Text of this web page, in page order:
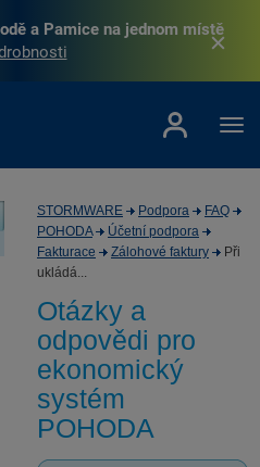
a Pamice na jednom místě
STORMWARE Podpora
FAQ
POHODA
Účetní podpora
Fakturace
Zálohové faktury
Při
ukládá...
Otázky a
odpovědi pro
ekonomický
systém
POHODA